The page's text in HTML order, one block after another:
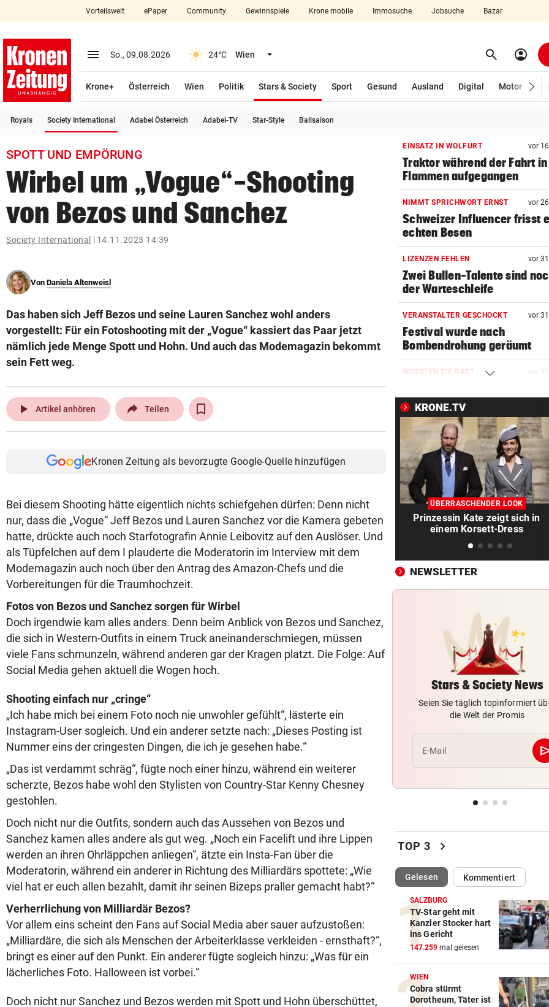
closeSchließen
account_circle Anmelden
arrow_right
Wien
bookmark
search
Suchbegriff
eingeben
© Krone Multimedia GmbH & Co KG 2026
Vorteilswelt ePaper Community Gewinnspiele Krone mobile Immosuche Jobsuche Bazar
menu Menü aufklappen
So., 09.08.2026 24°C Wien Menü aufklappen search Suchen
account_circle
Krone+ Österreich Wien Politik Stars & Society
Sport
Gesund Ausland Digital Motor
Royals Society International Adabei Österreich Adabei-TV Star-Style Ballsaison
SPOTT UND EMPÖRUNG
Wirbel um „Vogue“-Shooting
von Bezos und Sanchez
Society International 14.11.2023 14:39
Von Daniela Altenweisl
Das haben sich Jeff Bezos und seine Lauren Sanchez wohl anders
vorgestellt: Für ein Fotoshooting mit der „Vogue“ kassiert das Paar jetzt
nämlich jede Menge Spott und Hohn. Und auch das Modemagazin bekommt
sein Fett weg.
play_arrow Artikel anhören Teilen
Kronen Zeitung als bevorzugte Google-Quelle hinzufügen
Bei diesem Shooting hätte eigentlich nichts schiefgehen dürfen: Denn nicht
nur, dass die „Vogue“ Jeff Bezos und Lauren Sanchez vor die Kamera gebeten
hatte, drückte auch noch Starfotografin Annie Leibovitz auf den Auslöser. Und
als Tüpfelchen auf dem I plauderte die Moderatorin im Interview mit dem
Modemagazin auch noch über den Antrag des Amazon-Chefs und die
Vorbereitungen für die Traumhochzeit.
Fotos von Bezos und Sanchez sorgen für Wirbel
Doch irgendwie kam alles anders. Denn beim Anblick von Bezos und Sanchez,
die sich in Western-Outfits in einem Truck aneinanderschmiegen, müssen
viele Fans schmunzeln, während anderen gar der Kragen platzt. Die Folge: Auf
Social Media gehen aktuell die Wogen hoch.
Shooting einfach nur „cringe“
„Ich habe mich bei einem Foto noch nie unwohler gefühlt“, lästerte ein
Instagram-User sogleich. Und ein anderer setzte nach: „Dieses Posting ist
Nummer eins der cringesten Dingen, die ich je gesehen habe.“
„Das ist verdammt schräg“, fügte noch einer hinzu, während ein weiterer
scherzte, Bezos habe wohl den Stylisten von Country-Star Kenny Chesney
gestohlen.
Doch nicht nur die Outfits, sondern auch das Aussehen von Bezos und
Sanchez kamen alles andere als gut weg. „Noch ein Facelift und ihre Lippen
werden an ihren Ohrläppchen anliegen“, ätzte ein Insta-Fan über die
Moderatorin, während ein anderer in Richtung des Milliardärs spottete: „Wie
viel hat er euch allen bezahlt, damit ihr seinen Bizeps praller gemacht habt?“
Verherrlichung von Milliardär Bezos?
Vor allem eins scheint den Fans auf Social Media aber sauer aufzustoßen:
„Milliardäre, die sich als Menschen der Arbeiterklasse verkleiden - ernsthaft?“,
bringt es einer auf den Punkt. Ein anderer fügte sogleich hinzu: „Was für ein
lächerliches Foto. Halloween ist vorbei.“
Doch nicht nur Sanchez und Bezos werden mit Spott und Hohn überschüttet,
EINSATZ IN WOLFURT vor
Traktor während der Fahrt in
Flammen aufgegangen
NIMMT SPRICHWORT ERNST vor
Schweizer Influencer frisst
echten Besen
LIZENZEN FEHLEN vor
Zwei Bullen-Talente sind
der Warteschleife
VERANSTALTER GESCHOCKT vor
Festival wurde nach
Bombendrohung geräumt
WUSSTEN SIE DAS? vor
einem Nachbarland!
FATALE GLUTHITZE vor 36
Wenn Bauarbeiter auf dem
zusammenbrechen
BABYGLÜCK MIT TOM BECK vor
Drittes Kind für „GZSZ“-Star
Chryssanthi Kavazi
Bremen: Autofahrer schlägt
Mann ein – tot
Wohnungsbrand mitten in
Bewohner evakuiert
RÜCKSCHLAG VOR US OPEN
Sabalenka und Pegula in
früh ausgeschieden
„NOCH LAUTER, GRÖSSER“ vor
Unsere neue
Philipp bewegen!
ANZEICHEN ERNST NEHMEN
Multiple Sklerose bei
Jugendlichen
SEINE ARME SIND IHRE vor
Das ist Matt Damons Stunt-
Double in „Die Odyssee“
WIE EINST DER VATER vor
KRONE.TV
ÜBERRASCHENDER LOOK
Prinzessin Kate zeigt sich in
einem Korsett-Dress
NEWSLETTER
Stars & Society News
Seien Sie täglich topinformiert
die Welt der Promis
E-Mail
TOP 3 chevron_right
Gelesen(ausgewählt)Kommentiert
SALZBURG
TV-Star geht mit
Kanzler Stocker hart
ins Gericht
147.259 mal gelesen
WIEN
Cobra stürmt
Dorotheum, Täter ist